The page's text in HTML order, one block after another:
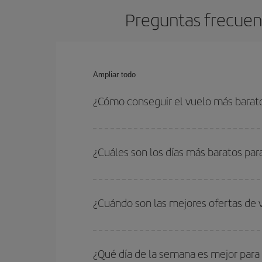
Preguntas
Ampliar todo
¿Cómo conseguir el vuelo más
fechas y horarios de ida y vuelta.
¿Cuáles son los días más baratos
quieres ir y en qué fechas habías pensado
para que puedas encontrar la mejor oferta.
¿Cuándo son las mejores ofertas
periodos de vacaciones escolares son
¿Qué día de la semana es mejor